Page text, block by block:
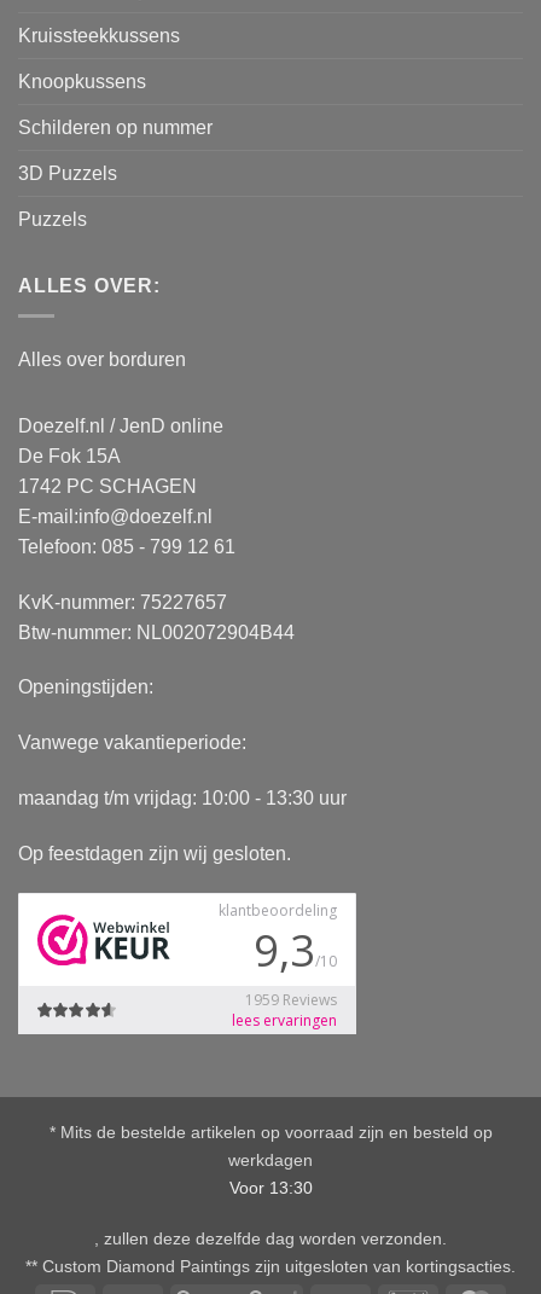
Kruissteekkussens
Knoopkussens
Schilderen op nummer
3D Puzzels
Puzzels
ALLES OVER:
Alles over borduren
Doezelf.nl / JenD online
De Fok 15A
1742 PC SCHAGEN
E-mail:info@doezelf.nl
Telefoon: 085 - 799 12 61
KvK-nummer: 75227657
Btw-nummer: NL002072904B44
Openingstijden:
Vanwege vakantieperiode:
maandag t/m vrijdag: 10:00 - 13:30 uur
Op feestdagen zijn wij gesloten.
* Mits de bestelde artikelen op voorraad zijn en besteld op
werkdagen
Voor 13:30
, zullen deze dezelfde dag worden verzonden.
** Custom Diamond Paintings zijn uitgesloten van kortingsacties.